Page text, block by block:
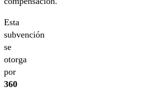
Esta
subvención
se
otorga
por
360